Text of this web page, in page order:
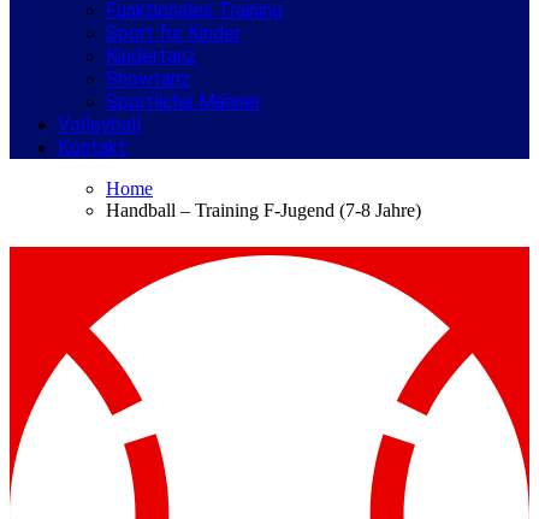
Funktionales Training
Sport für Kinder
Kindertanz
Showtanz
Sportliche Männer
Volleyball
Kontakt
Home
Handball – Training F-Jugend (7-8 Jahre)